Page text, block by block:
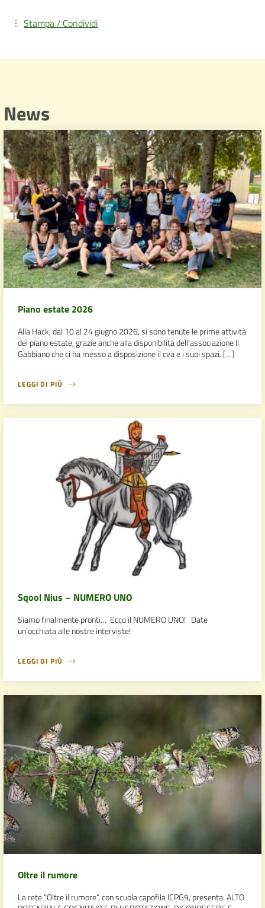
Stampa / Condividi
News
Piano estate 2026
Alla Hack, dal 10 al 24 giugno 2026, si sono tenute le prime attività
del piano estate, grazie anche alla disponibilità dell’associazione Il
Gabbiano che ci ha messo a disposizione il cva e i suoi spazi. […]
LEGGI DI PIÙ
Sqool Nius – NUMERO UNO
Siamo finalmente pronti… Ecco il NUMERO UNO! Date
un’occhiata alle nostre interviste!
LEGGI DI PIÙ
Oltre il rumore
La rete “Oltre il rumore”, con scuola capofila ICPG9, presenta: ALTO